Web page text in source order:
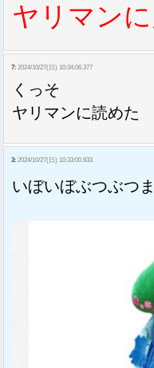
ヤリマン
7: 2024/10/27(日) 10:34:06.377
くっそ
ヤリマンに読めた
3: 2024/10/27(日) 10:33:00.933
いぼいぼぶつぶつ